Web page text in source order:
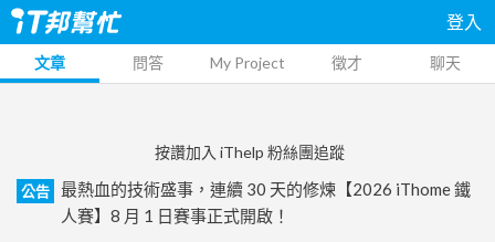
登入
文章 問答 My Project 徵才 聊天
按讚加入 iThelp 粉絲團追蹤
公告
最熱血的技術盛事，連續 30 天的修煉【2026 iThome 鐵
人賽】8 月 1 日賽事正式開啟！